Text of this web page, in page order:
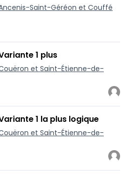
Saint-Géréon et Couffé
1 plus
et Saint-Étienne-de-
1 la plus logique
et Saint-Étienne-de-